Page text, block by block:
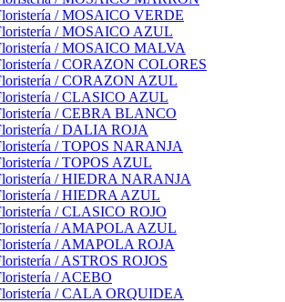
/ MOSAICO VERDE
/ MOSAICO AZUL
/ MOSAICO MALVA
/ CORAZON COLORES
/ CORAZON AZUL
/ CLASICO AZUL
/ CEBRA BLANCO
/ DALIA ROJA
/ TOPOS NARANJA
/ TOPOS AZUL
/ HIEDRA NARANJA
/ HIEDRA AZUL
/ CLASICO ROJO
/ AMAPOLA AZUL
/ AMAPOLA ROJA
/ ASTROS ROJOS
/ ACEBO
/ CALA ORQUIDEA